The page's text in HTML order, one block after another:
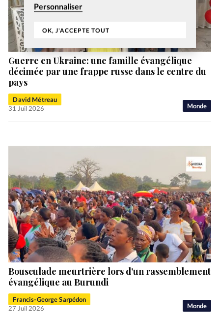
Personnaliser
OK, J'ACCEPTE TOUT
Monde
Guerre en Ukraine: une famille évangélique
décimée par une frappe russe dans le centre du
pays
David Métreau
31 Juil 2026
Monde
Bousculade meurtrière lors d’un rassemblement
évangélique au Burundi
Francis-George Sarpédon
27 Juil 2026